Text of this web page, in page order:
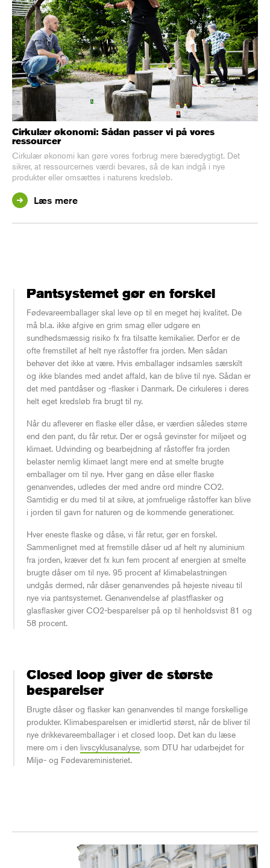
Cirkulær økonomi: Sådan passer vi på vores
ressourcer
Cirkulær økonomi kan gøre vores forbrug mere bæredygtigt. Det
sikrer, at ressourcernes værdi bevares, så de kan indgå i nye
produkter eller omsættes i naturens kredsløb.
Læs mere
Pantsystemet gør en forskel
Fødevareemballager skal leve op til en meget høj kvalitet. De
må bl.a. ikke afgive en grim smag eller udgøre en
sundhedsmæssig risiko fx fra tilsatte kemikalier. Derfor er de
ofte fremstillet af helt nye råstoffer fra jorden. Men sådan
behøver det ikke at være. Hvis emballager indsamles særskilt
og ikke blandes med andet affald, kan de blive til nye. Sådan er
det med pantdåser og -flasker i Danmark. De cirkuleres i deres
helt eget kredsløb fra brugt til ny.
Når du afleverer en flaske eller dåse, er værdien således større
end den pant, du får retur. Der er også gevinster for miljøet og
klimaet. Udvinding og bearbejdning af råstoffer fra jorden
belaster nemlig klimaet langt mere end at smelte brugte
emballager om til nye. Hver gang en dåse eller flaske
genanvendes, udledes der med andre ord mindre CO2.
Samtidig er du med til at sikre, at jomfruelige råstoffer kan blive
i jorden til gavn for naturen og de kommende generationer.
Hver eneste flaske og dåse, vi får retur, gør en forskel.
Sammenlignet med at fremstille dåser ud af helt ny aluminium
fra jorden, kræver det fx kun fem procent af energien at smelte
brugte dåser om til nye. 95 procent af klimabelastningen
undgås dermed, når dåser genanvendes på højeste niveau til
nye via pantsystemet. Genanvendelse af plastflasker og
glasflasker giver CO2-besparelser på op til henholdsvist 81 og
58 procent.
Closed loop giver de største
besparelser
Brugte dåser og flasker kan genanvendes til mange forskellige
produkter. Klimabesparelsen er imidlertid størst, når de bliver til
nye drikkevareemballager i et closed loop. Det kan du læse
mere om i den livscyklusanalyse, som DTU har udarbejdet for
Miljø- og Fødevareministeriet.